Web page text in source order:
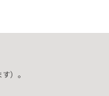
）。